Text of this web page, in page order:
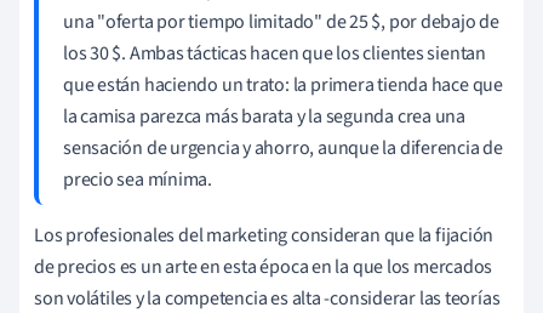
una "oferta por tiempo limitado" de 25 $, por debajo de
los 30 $. Ambas tácticas hacen que los clientes sientan
que están haciendo un trato: la primera tienda hace que
la camisa parezca más barata y la segunda crea una
sensación de urgencia y ahorro, aunque la diferencia de
precio sea mínima.
Los profesionales del marketing consideran que la fijación
de precios es un arte en esta época en la que los mercados
son volátiles y la competencia es alta -considerar las teorías